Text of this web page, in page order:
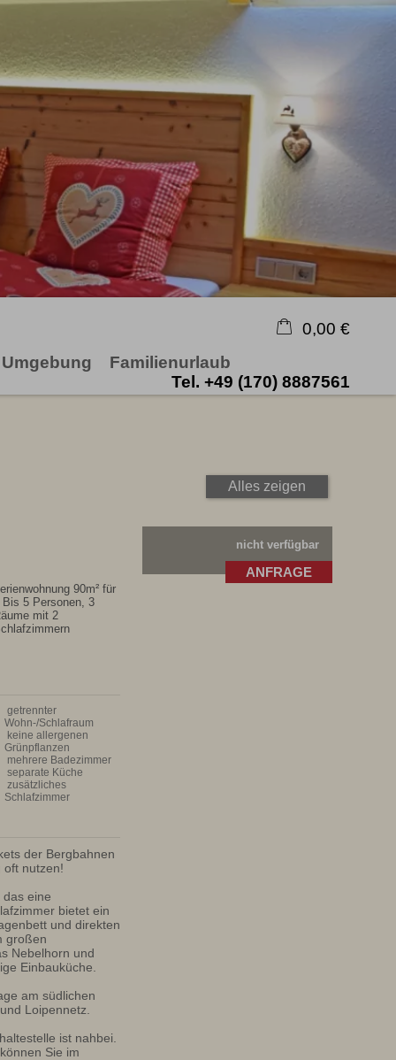
Umgebung
Familienurlaub
Tel. +49 (170) 8887561
0,00 €
Warenkorb ist leer
Alles zeigen
90m² für
Bis 5 Personen, 3
mit 2
getrennter
Wohn-/Schlafraum
allergenen
Grünpflanzen
Badezimmer
Küche
zusätzliches
Schlafzimmer
der Bergbahnen
oft nutzen!
eine
bietet ein
und direkten
großen
Nebelhorn und
Einbauküche.
am südlichen
Loipennetz.
ist nahbei.
Sie im
nicht verfügbar
ANFRAGE